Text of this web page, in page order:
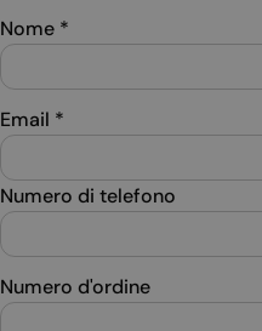
Nome *
Email *
Numero di telefono
Numero d'ordine